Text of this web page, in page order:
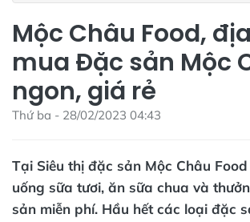
Mộc Châu Food,
mua Đặc sản Mộc
ngon, giá rẻ
Thứ ba - 28/02/2023 04:43
Tại Siêu thị đặc sản Mộc Châu
uống sữa tươi, ăn sữa chua và
sản miễn phí. Hầu hết các loại đặc